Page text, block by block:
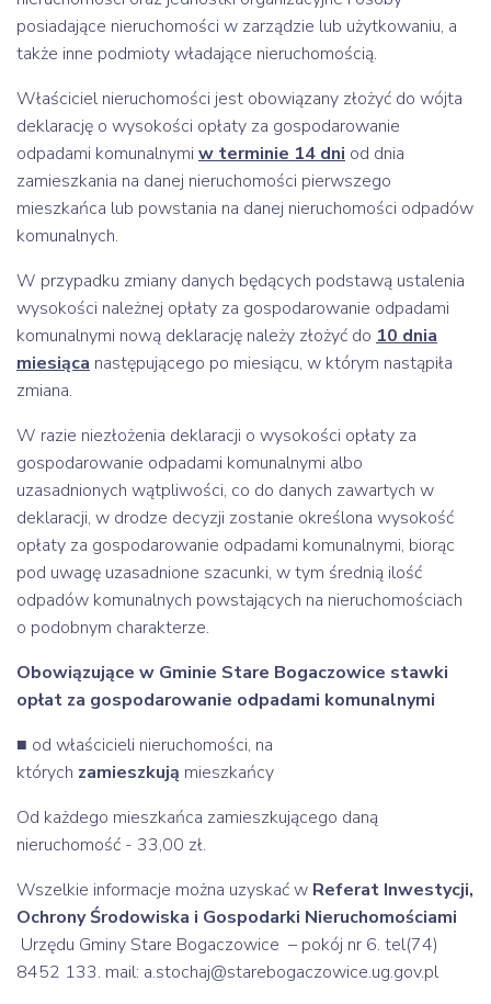
posiadające nieruchomości w zarządzie lub użytkowaniu, a
także inne podmioty władające nieruchomością.
Właściciel nieruchomości jest obowiązany złożyć do wójta
deklarację o wysokości opłaty za gospodarowanie
odpadami komunalnymi w terminie 14 dni od dnia
zamieszkania na danej nieruchomości pierwszego
mieszkańca lub powstania na danej nieruchomości odpadów
komunalnych.
W przypadku zmiany danych będących podstawą ustalenia
wysokości należnej opłaty za gospodarowanie odpadami
komunalnymi nową deklarację należy złożyć do 10 dnia
miesiąca następującego po miesiącu, w którym nastąpiła
zmiana.
W razie niezłożenia deklaracji o wysokości opłaty za
gospodarowanie odpadami komunalnymi albo
uzasadnionych wątpliwości, co do danych zawartych w
deklaracji, w drodze decyzji zostanie określona wysokość
opłaty za gospodarowanie odpadami komunalnymi, biorąc
pod uwagę uzasadnione szacunki, w tym średnią ilość
odpadów komunalnych powstających na nieruchomościach
o podobnym charakterze.
Obowiązujące w Gminie Stare Bogaczowice stawki
opłat za gospodarowanie odpadami komunalnymi
■ od właścicieli nieruchomości, na
których zamieszkują mieszkańcy
Od każdego mieszkańca zamieszkującego daną
nieruchomość - 33,00 zł.
Wszelkie informacje można uzyskać w Referat Inwestycji,
Ochrony Środowiska i Gospodarki Nieruchomościami
Urzędu Gminy Stare Bogaczowice – pokój nr 6. tel(74)
8452 133. mail: a.stochaj@starebogaczowice.ug.gov.pl